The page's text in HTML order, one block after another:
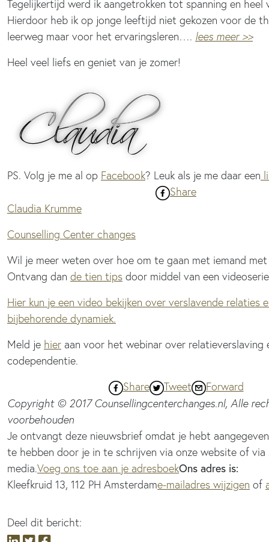
Tegelijkertijd werd ik aangetrokken tot spanning en heel
Hierdoor heb ik op jonge leeftijd niet gekozen voor de
leerweg maar voor het ervaringsleren…. lees meer >>
Heel veel liefs en geniet van je zomer!
PS. Volg je me al op Facebook? Leuk als je me daar een
Share
Claudia Krumme
Counselling Center changes
Wil je meer weten over hoe om te gaan met iemand
Ontvang dan de tien tips door middel van een
Hier kun je een video bekijken over verslavende relaties
bijbehorende dynamiek.
Meld je hier aan voor het webinar over relatieverslaving
codependentie.
Share
Tweet
Forward
Copyright © 2017 Counsellingcenterchanges.nl, Alle
voorbehouden
Je ontvangt deze nieuwsbrief omdat je hebt
te hebben door je in te schrijven via onze website of via
media.Voeg ons toe aan je adresboekOns adres is:
Kleefkruid 13, 112 PH Amsterdame-mailadres wijzigen of
Deel dit bericht: